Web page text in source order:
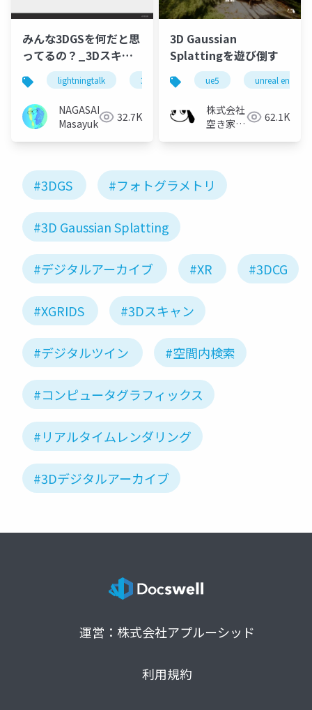
みんな3DGSを何だと思
ってるの？_3Dスキャ
ン忘年会LTlightningtalk 3dcg 3d gaussian splatting
NAGASAKA
Masayuki
32.7K
3D Gaussian
Splattingを遊び倒す
ue5 unreal engine
株式会社
空き家総
62.1K
#3DGS #フォトグラメトリ
#3D Gaussian Splatting
#デジタルアーカイブ #XR #3DCG
#XGRIDS #3Dスキャン
#デジタルツイン #空間内検索
#コンピュータグラフィックス
#リアルタイムレンダリング
#3Dデジタルアーカイブ
運営：株式会社アプルーシッド
利用規約